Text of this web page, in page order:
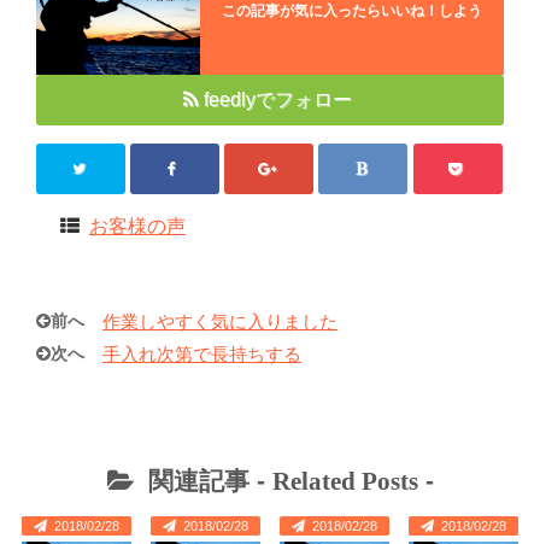
この記事が気に入ったらいいね！しよう
feedlyでフォロー
お客様の声
前へ 作業しやすく気に入りました
次へ 手入れ次第で長持ちする
関連記事 - Related Posts-
2018/02/28 2018/02/28 2018/02/28 2018/02/28